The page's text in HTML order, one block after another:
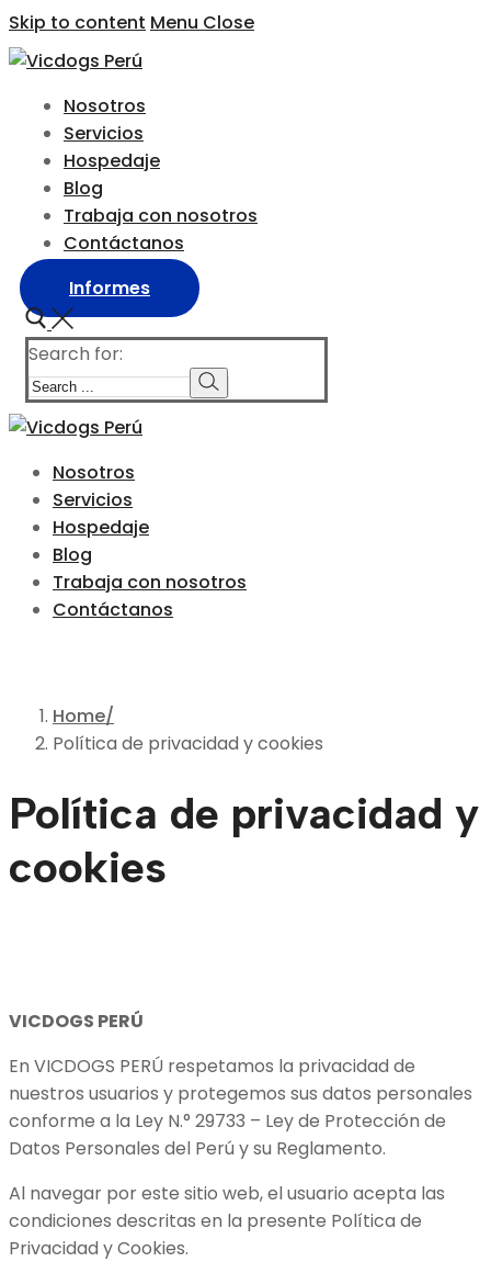
Skip to content Menu Close
Nosotros
Servicios
Hospedaje
Blog
Trabaja con nosotros
Contáctanos
Informes
Search for:
Nosotros
Servicios
Hospedaje
Blog
Trabaja con nosotros
Contáctanos
Home
Política de privacidad y cookies
Política de privacidad y
cookies
VICDOGS PERÚ
En VICDOGS PERÚ respetamos la privacidad de
nuestros usuarios y protegemos sus datos personales
conforme a la Ley N.° 29733 – Ley de Protección de
Datos Personales del Perú y su Reglamento.
Al navegar por este sitio web, el usuario acepta las
condiciones descritas en la presente Política de
Privacidad y Cookies.